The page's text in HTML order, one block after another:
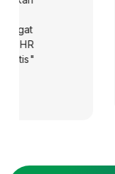
instruktur